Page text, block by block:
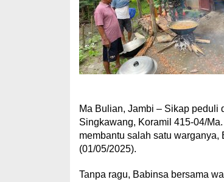
Ma Bulian, Jambi – Sikap peduli
Singkawang, Koramil 415-04/
membantu salah satu
(01/05/2025).
Tanpa ragu, Babinsa bersama